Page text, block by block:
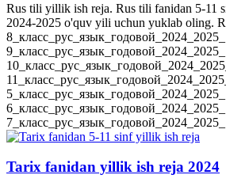
Rus tili yillik ish reja. Rus tili fanidan 5-11
2024-2025 o'quv yili uchun yuklab oling.
8_класс_рус_язык_годовой_2024_2025_
9_класс_рус_язык_годовой_2024_2025_
10_класс_рус_язык_годовой_2024_2025_
11_класс_рус_язык_годовой_2024_2025_
5_класс_рус_язык_годовой_2024_2025_
6_класс_рус_язык_годовой_2024_2025_
Tarix fanidan yillik ish reja 2024